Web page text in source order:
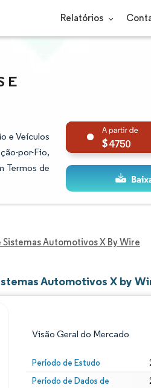
Relatórios
E
e Veículos
por-Fio,
Termos de
4750
Automotivos X By Wire
Automotivos X by
Visão Geral do Mercado
Período de Estudo
Período de Dados de